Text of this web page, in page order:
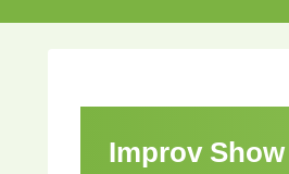
Improv Show